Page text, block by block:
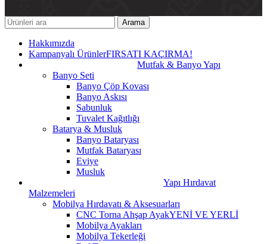
Arama
Hakkımızda
Kampanyalı ÜrünlerFIRSATI KAÇIRMA!
Mutfak & Banyo Yapı
Banyo Seti
Banyo Çöp Kovası
Banyo Askısı
Sabunluk
Tuvalet Kağıtlığı
Batarya & Musluk
Banyo Bataryası
Mutfak Bataryası
Eviye
Musluk
Yapı Hırdavat
Malzemeleri
Mobilya Hırdavatı & Aksesuarları
CNC Torna Ahşap AyakYENİ VE YERLİ
Mobilya Ayakları
Mobilya Tekerleği